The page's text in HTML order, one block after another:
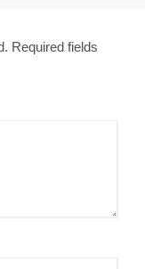
Required fields